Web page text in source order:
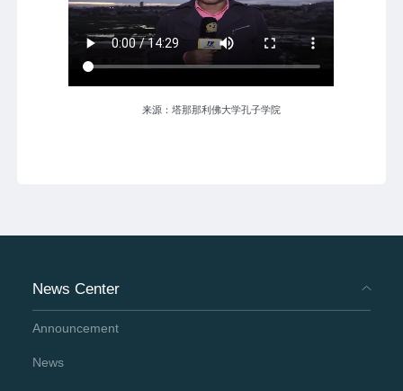
来源：塔那那利佛大学孔子学院
News Center
Announcement
News